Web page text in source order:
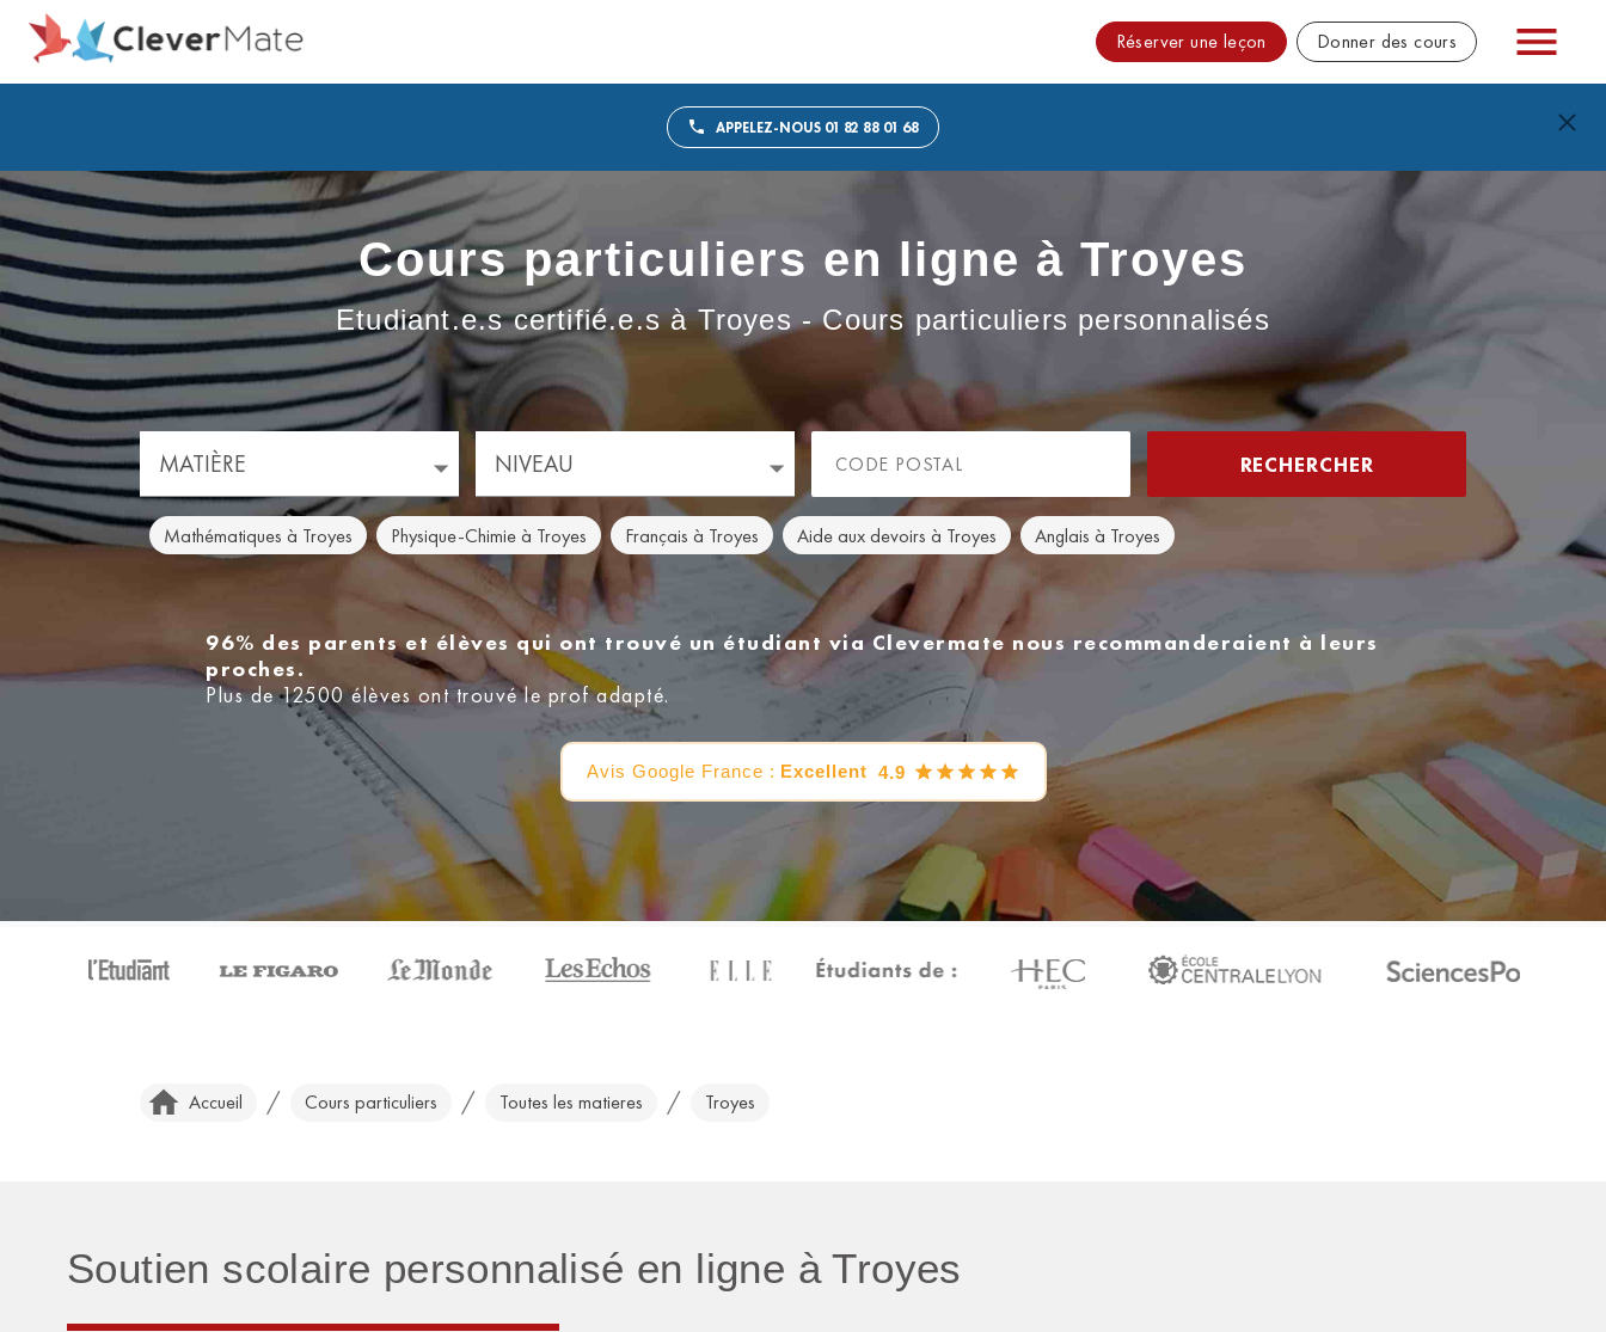
Réserver une leçon Donner des cours
APPELEZ-NOUS 01 82 88 01 68
Cours particuliers en ligne à Troyes
Etudiant.e.s certifié.e.s à Troyes - Cours particuliers personnalisés
MATIÈRE NIVEAU
Mathématiques à Troyes Physique-Chimie à Troyes Français à Troyes Aide aux devoirs à Troyes Anglais à Troyes
96% des parents et élèves qui ont trouvé un étudiant via Clevermate nous recommanderaient à leurs
proches.
Plus de 12500 élèves ont trouvé le prof adapté.
Avis Google France : Excellent 4.9
Accueil / Cours particuliers / Toutes les matieres / Troyes
Soutien scolaire personnalisé en ligne à Troyes